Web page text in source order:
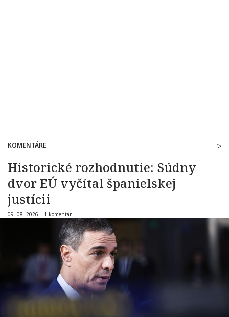
KOMENTÁRE
Historické rozhodnutie: Súdny
dvor EÚ vyčítal španielskej
justícii
09. 08. 2026 | 1 komentár